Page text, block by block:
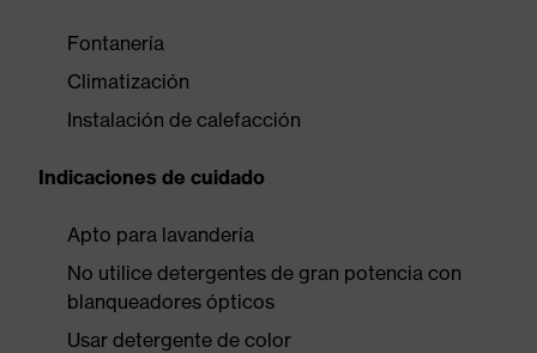
Fontanería
Climatización
Instalación de calefacción
Indicaciones de cuidado
Apto para lavandería
No utilice detergentes de gran potencia con
blanqueadores ópticos
Usar detergente de color